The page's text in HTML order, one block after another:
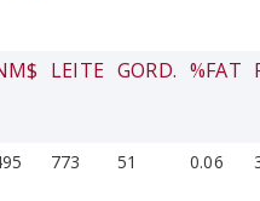
LEITE GORD. %FAT
773 51 0.06